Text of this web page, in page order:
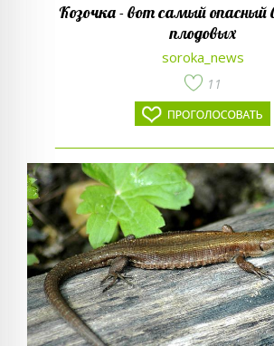
Козочка - вот самый опасный
плодовых
soroka_news
11